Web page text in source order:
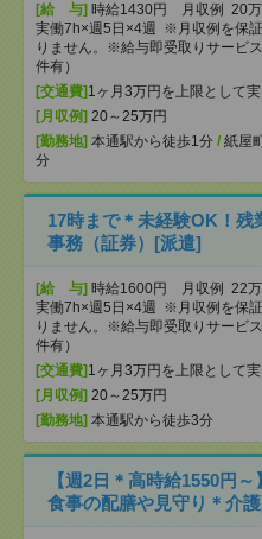
[給 与] 時給1430円 月収例 20万
実働7h×週5日×4週 ※月収例を保
りません。※給与即受取りサービ
件有）
[交通費] 1ヶ月3万円を上限として
[月収例] 20～25万円
[勤務地] 本通駅から徒歩1分 / 紙屋
分
17時まで＊未経験OK！
事務（証券）[派遣]
[給 与] 時給1600円 月収例 22万
実働7h×週5日×4週 ※月収例を保
りません。※給与即受取りサービ
件有）
[交通費] 1ヶ月3万円を上限として
[月収例] 20～25万円
[勤務地] 本通駅から徒歩3分
【週2日＊高時給1550円
食事の配膳や見守り＊介